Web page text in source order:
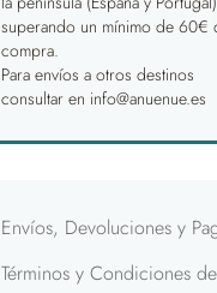
superando un mínimo de 60€
compra.
Para envíos a otros destinos
consultar en info@anuenue.es
Envíos, Devoluciones y
Términos y Condiciones de